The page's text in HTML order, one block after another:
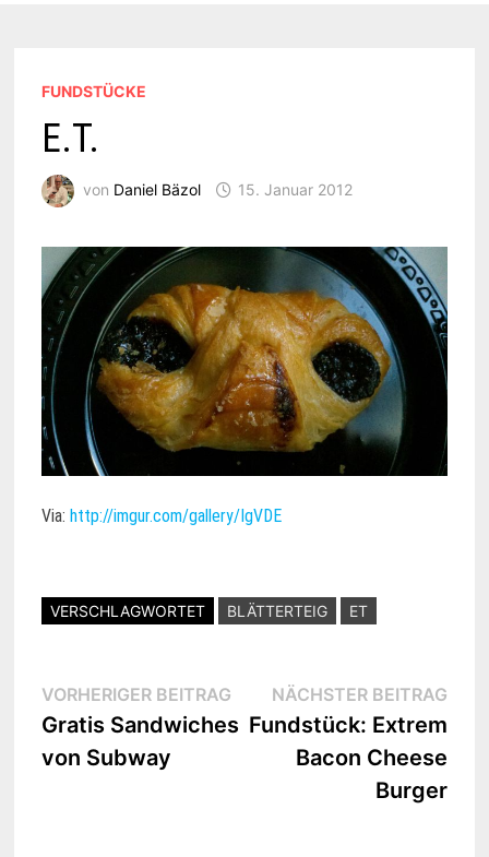
FUNDSTÜCKE
E.T.
von Daniel Bäzol 15. Januar 2012
Via: http://imgur.com/gallery/IgVDE
VERSCHLAGWORTET BLÄTTERTEIG ET
Beitragsnavigation
VORHERIGER BEITRAGVorheriger
Beitrag:
Gratis Sandwiches
von Subway
NÄCHSTER BEITRAG
Fundstück: Extrem
Bacon Cheese
Burger